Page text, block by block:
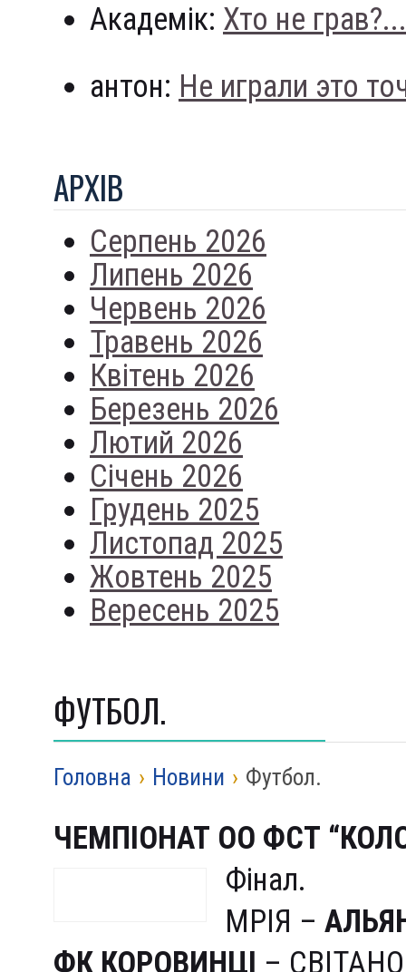
Академік: Хто не грав?...
антон: Не играли это
АРХIВ
Серпень 2026
Липень 2026
Червень 2026
Травень 2026
Квітень 2026
Березень 2026
Лютий 2026
Січень 2026
Грудень 2025
Листопад 2025
Жовтень 2025
Вересень 2025
ФУТБОЛ.
Головна › Новини › Футбол.
ЧЕМПІОНАТ ОО ФСТ
Фінал.
МРІЯ –
ФК КОРОВИНЦІ –